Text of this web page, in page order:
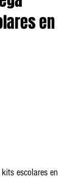
en
escolares en